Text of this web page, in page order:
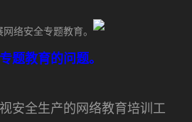
络安全专题教育。
题教育的问题。
安全生产的网络教育培训工